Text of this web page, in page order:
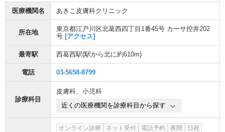
医療機関名 あきこ皮膚科クリニック
所在地
東京都江戸川区北葛西四丁目1番45号 カーサ控井202
号 [アクセス]
最寄駅 西葛西駅(駅から北に約610m)
電話 03-5658-8799
診療科目
皮膚科、 小児科
近くの医療機関を診療科目から探す
オンライン診療 ネット受付 電話予約 夜間
日祝